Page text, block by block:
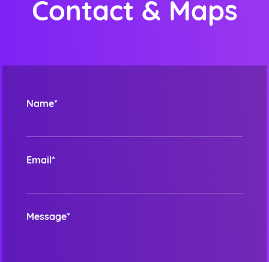
Contact & Maps
Name*
Email*
Message*